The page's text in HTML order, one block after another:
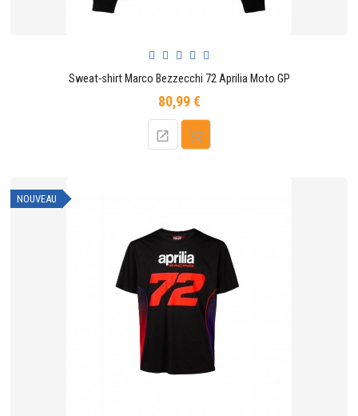
Sweat-shirt Marco Bezzecchi 72 Aprilia Moto GP
80,99 €Prix
NOUVEAU